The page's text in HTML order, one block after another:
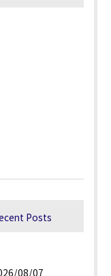
Posts
08/07